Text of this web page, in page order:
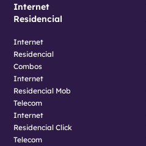
Internet
Residencial
Internet
Residencial
Combos
Internet
Residencial Mob
Telecom
Internet
Residencial Click
Telecom